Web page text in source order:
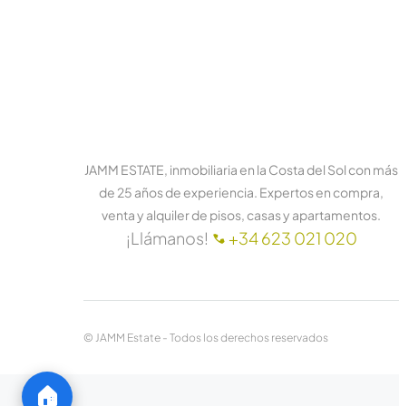
JAMM ESTATE, inmobiliaria en la Costa del Sol con más
de 25 años de experiencia. Expertos en compra,
venta y alquiler de pisos, casas y apartamentos.
¡Llámanos! +34 623 021 020
© JAMM Estate - Todos los derechos reservados
🏠